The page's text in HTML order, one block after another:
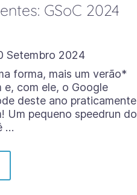
GSoC 2024
Setembro 2024
forma, mais um verão*
e, com ele, o Google
deste ano praticamente
Um pequeno speedrun do
…